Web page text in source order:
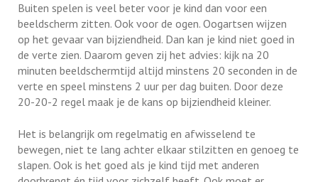
Buiten spelen is veel beter voor je kind dan voor een
beeldscherm zitten. Ook voor de ogen. Oogartsen wijzen
op het gevaar van bijziendheid. Dan kan je kind niet goed in
de verte zien. Daarom geven zij het advies: kijk na 20
minuten beeldschermtijd altijd minstens 20 seconden in de
verte en speel minstens 2 uur per dag buiten. Door deze
20-20-2 regel maak je de kans op bijziendheid kleiner.
Het is belangrijk om regelmatig en afwisselend te
bewegen, niet te lang achter elkaar stilzitten en genoeg te
slapen. Ook is het goed als je kind tijd met anderen